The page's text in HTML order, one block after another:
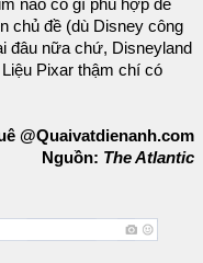
nào có gì phù hợp để
chủ đề (dù Disney công
đâu nữa chứ, Disneyland
Pixar thậm chí có
@Quaivatdienanh.com
Nguồn: The Atlantic